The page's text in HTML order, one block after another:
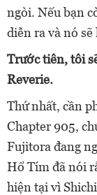
ngòi. Nếu bạn
diễn ra và nó
Trước tiên, tôi
Reverie.
Thứ nhất, cần
Chapter 905,
Fujitora đang
Hổ Tím đã nói
hiện tại vì